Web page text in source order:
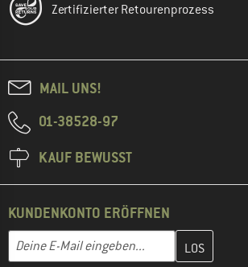
Zertifizierter Retourenprozess
MAIL UNS!
01-38528-97
KAUF BEWUSST
KUNDENKONTO ERÖFFNEN
E-Mail-Adresse
Gib hier deine E-Mail-Adresse ein und